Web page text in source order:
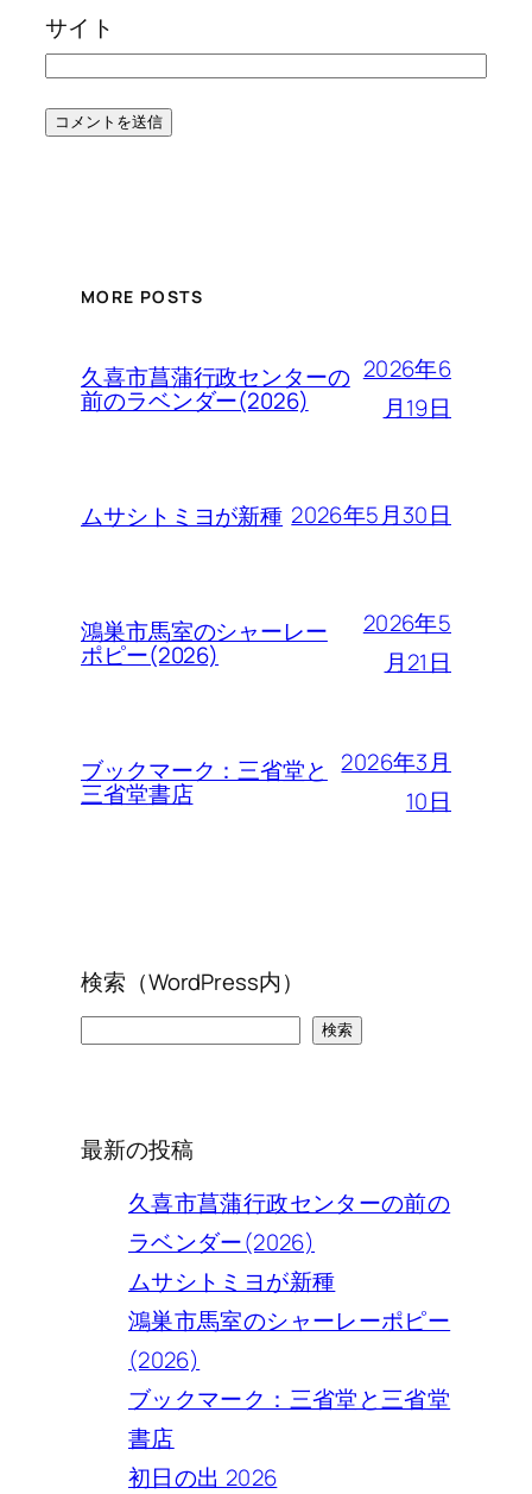
サイト
MORE POSTS
久喜市菖蒲行政センターの
前のラベンダー(2026)
2026年6
月19日
ムサシトミヨが新種 2026年5月30日
鴻巣市馬室のシャーレー
ポピー(2026)
2026年5
月21日
ブックマーク：三省堂と
三省堂書店
2026年3月
10日
検索（WordPress内）
検索
最新の投稿
久喜市菖蒲行政センターの前の
ラベンダー(2026)
ムサシトミヨが新種
鴻巣市馬室のシャーレーポピー
(2026)
ブックマーク：三省堂と三省堂
書店
初日の出 2026